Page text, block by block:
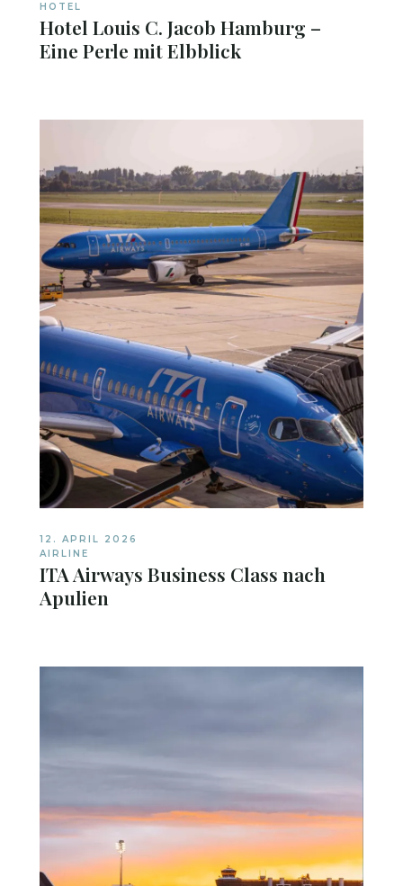
HOTEL
Hotel Louis C. Jacob Hamburg –
Eine Perle mit Elbblick
12. APRIL 2026
AIRLINE
ITA Airways Business Class nach
Apulien